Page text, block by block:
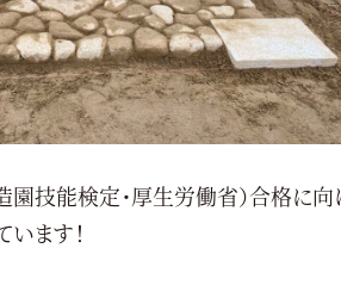
園技能検定・厚生労働省）合格に向
ます！